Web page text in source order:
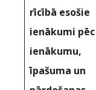
rīcībā esošie
ienākumi pēc
ienākumu,
īpašuma un